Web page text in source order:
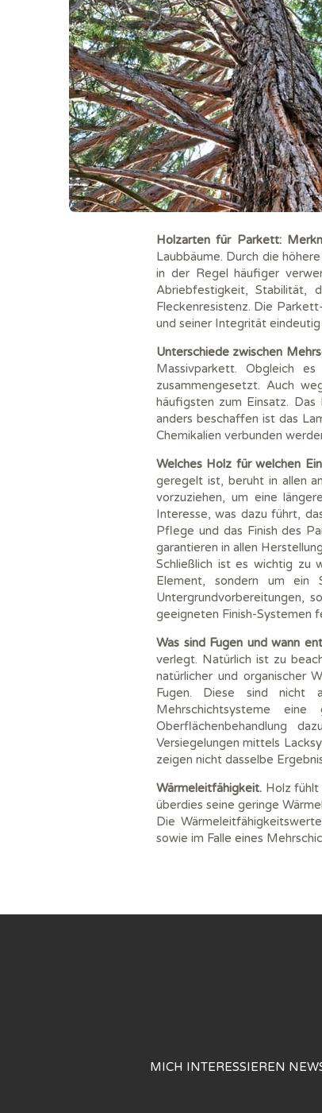
Holzarten für Parkett:
Laubbäume. Durch die
in der Regel häufiger
Abriebfestigkeit, Stabilität,
Fleckenresistenz. Die
und seiner Integrität
Unterschiede zwischen
Massivparkett. Obgleich
zusammengesetzt. Auch
häufigsten zum Einsatz.
anders beschaffen ist das
Chemikalien verbunden
Welches Holz für welchen
geregelt ist, beruht in allen
vorzuziehen, um eine
Interesse, was dazu führt,
Pflege und das Finish des
garantieren in allen
Schließlich ist es wichtig zu
Element, sondern um
Untergrundvorbereitungen,
geeigneten Finish-Systemen
Was sind Fugen und wann
verlegt. Natürlich ist zu
natürlicher und organischer
Fugen. Diese sind nicht
Mehrschichtsysteme
Oberflächenbehandlung
Versiegelungen mittels
zeigen nicht dasselbe
Wärmeleitfähigkeit. Holz fühlt
überdies seine geringe
Die
sowie im Falle eines
MICH INTERESSIEREN